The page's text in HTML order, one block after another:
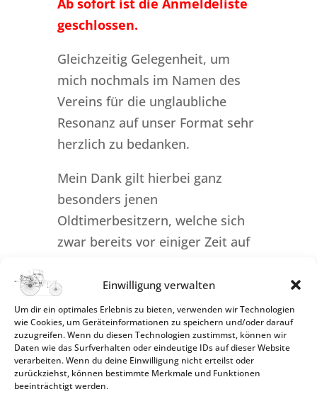
Einwilligung verwalten
Um dir ein optimales Erlebnis zu bieten, verwenden wir Technologien
wie Cookies, um Geräteinformationen zu speichern und/oder darauf
zuzugreifen. Wenn du diesen Technologien zustimmst, können wir
Daten wie das Surfverhalten oder eindeutige IDs auf dieser Website
verarbeiten. Wenn du deine Einwilligung nicht erteilst oder
zurückziehst, können bestimmte Merkmale und Funktionen
beeinträchtigt werden.
Ab sofort ist die Anmeldeliste
geschlossen.
Gleichzeitig Gelegenheit, um
mich nochmals im Namen des
Vereins für die unglaubliche
Resonanz auf unser Format sehr
herzlich zu bedanken.
Mein Dank gilt hierbei ganz
besonders jenen
Oldtimerbesitzern, welche sich
zwar bereits vor einiger Zeit auf
haben und trotzdem leider nicht
berücksichtigt werden können.
Für diese „Härtefälle“ existiert
jedoch noch ein „Plan B“,
welchen wir gerne in